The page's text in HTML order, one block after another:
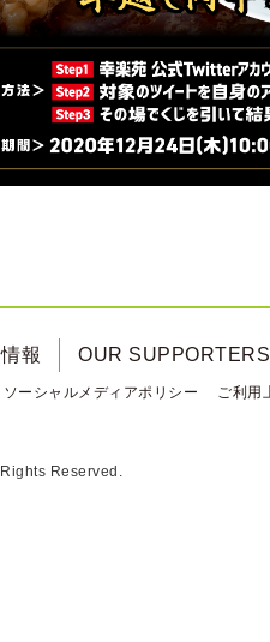
報 OUR SUPPORTERS
ソーシャルメディアポリシー ご利用
Reserved.